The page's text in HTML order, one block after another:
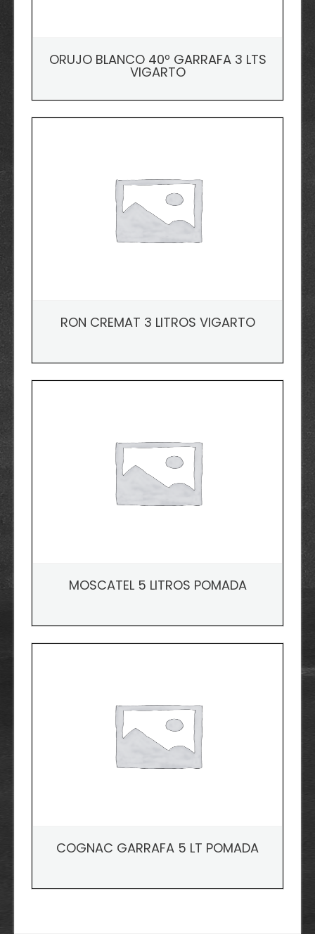
ORUJO BLANCO 40º GARRAFA 3 LTS
VIGARTO
RON CREMAT 3 LITROS VIGARTO
MOSCATEL 5 LITROS POMADA
COGNAC GARRAFA 5 LT POMADA